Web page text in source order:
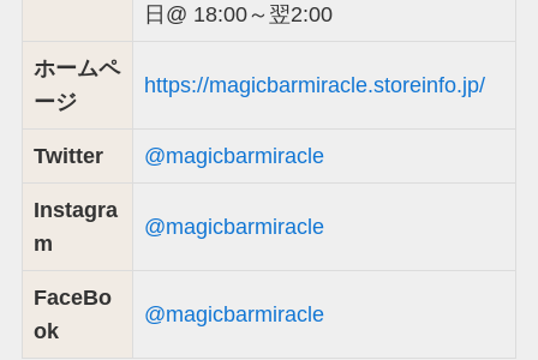
日@ 18:00～翌2:00
ホームペ
ージ
https://magicbarmiracle.storeinfo.jp/
Twitter @magicbarmiracle
Instagra
m
@magicbarmiracle
FaceBo
ok
@magicbarmiracle